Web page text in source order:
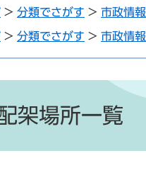
> 分類でさがす > 市政情報
> 分類でさがす > 市政情報
架場所一覧